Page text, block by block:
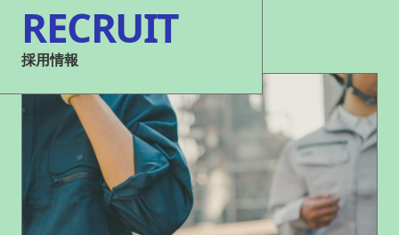
RECRUIT
採用情報